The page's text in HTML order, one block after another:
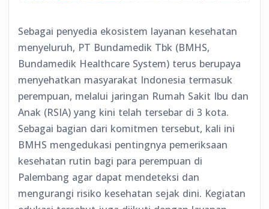
Sebagai penyedia ekosistem layanan kesehatan
menyeluruh, PT Bundamedik Tbk (BMHS,
Bundamedik Healthcare System) terus berupaya
menyehatkan masyarakat Indonesia termasuk
perempuan, melalui jaringan Rumah Sakit Ibu dan
Anak (RSIA) yang kini telah tersebar di 3 kota.
Sebagai bagian dari komitmen tersebut, kali ini
BMHS mengedukasi pentingnya pemeriksaan
kesehatan rutin bagi para perempuan di
Palembang agar dapat mendeteksi dan
mengurangi risiko kesehatan sejak dini. Kegiatan